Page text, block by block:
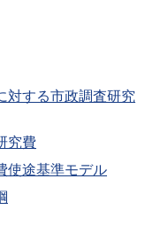
対する市政調査研究
究費
使途基準モデル